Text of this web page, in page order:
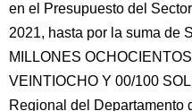
en el Presupuesto del
2021, hasta por la suma de
MILLONES
VEINTIOCHO Y 00/100
Regional del Departamento